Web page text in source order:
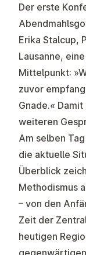
Der erste
Erika Stalcup,
Lausanne,
Mittelpunkt:
zuvor
Gnade.«
weiteren
Am selben
die aktuelle
Überblick
Methodismus
– von den
Zeit der
heutigen